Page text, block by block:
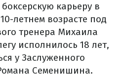
карьеру в
летнем возрасте под
тренера Михаила
исполнилось 18 лет,
у Заслуженного
Семенишина.